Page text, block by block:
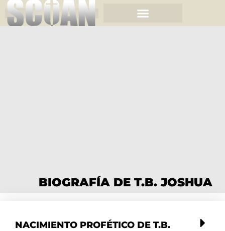
BIOGRAFÍA DE T.B. JOSHUA
NACIMIENTO PROFÉTICO DE T.B.